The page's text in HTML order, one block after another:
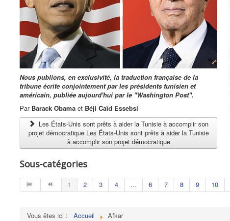
Nous publions, en exclusivité, la traduction française de la
tribune écrite conjointement par les présidents tunisien et
américain, publiée aujourd'hui par le ''Washington Post''.
Par Barack Obama et Béji Caïd Essebsi
Les États-Unis sont prêts à aider la Tunisie à accomplir son
projet démocratique Les États-Unis sont prêts à aider la Tunisie
à accomplir son projet démocratique
Sous-catégories
1 2 3 4 ... 6 7 8 9 10
Vous êtes ici : Accueil Afkar